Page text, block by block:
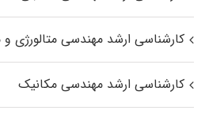
کارشناسی ارشد مهندسی متالورژی و
کارشناسی ارشد مهندسی مکانیک